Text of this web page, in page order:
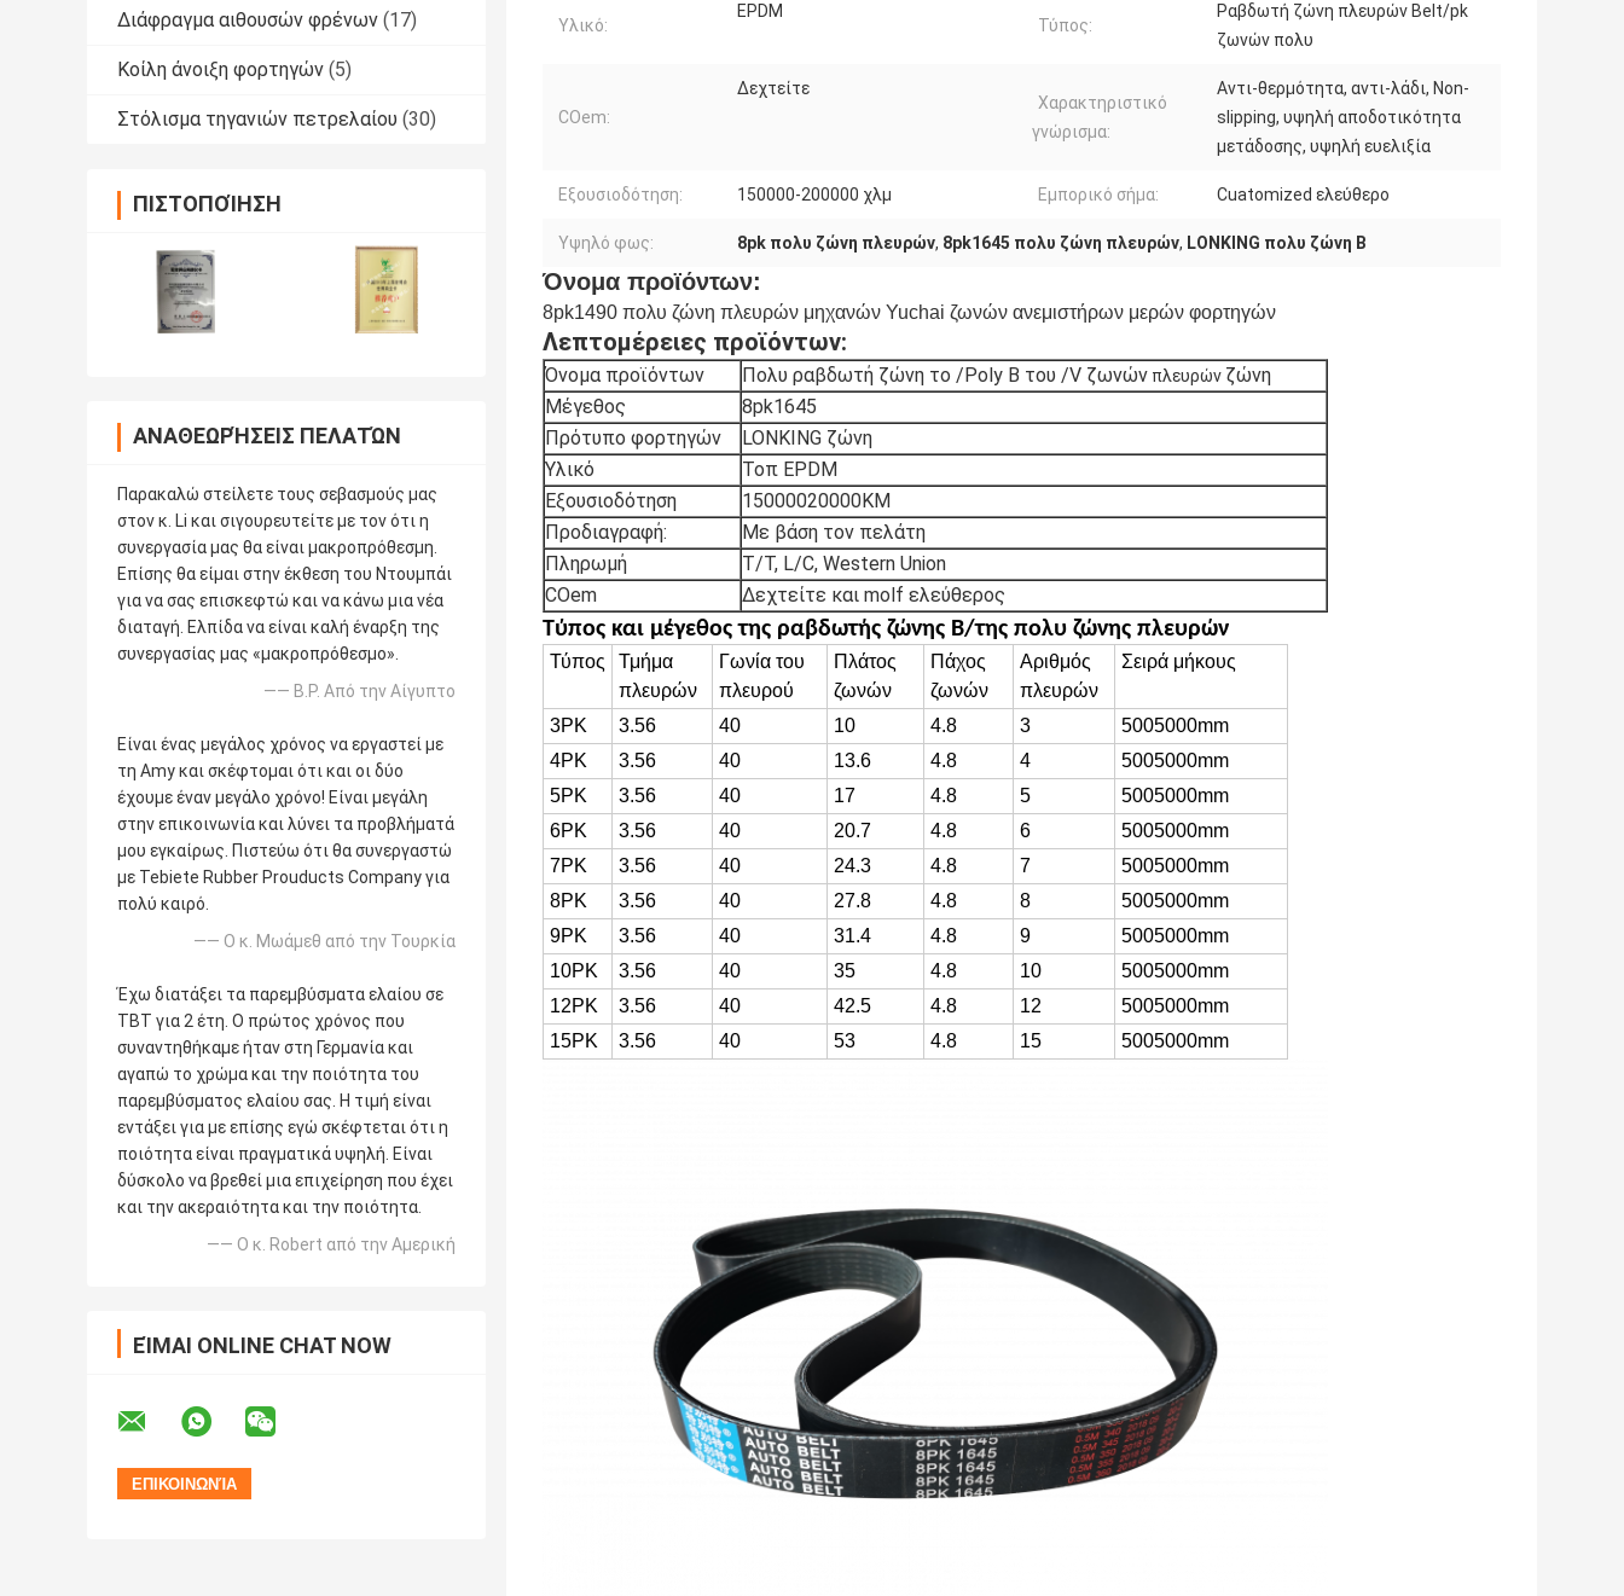
Διάφραγμα αιθουσών φρένων (17)
Κοίλη άνοιξη φορτηγών (5)
Στόλισμα τηγανιών πετρελαίου (30)
ΠΙΣΤΟΠΟΊΗΣΗ
ΑΝΑΘΕΩΡΉΣΕΙΣ ΠΕΛΑΤΏΝ
Παρακαλώ στείλετε τους σεβασμούς μας
στον κ. Li και σιγουρευτείτε με τον ότι η
συνεργασία μας θα είναι μακροπρόθεσμη.
Επίσης θα είμαι στην έκθεση του Ντουμπάι
για να σας επισκεφτώ και να κάνω μια νέα
διαταγή. Ελπίδα να είναι καλή έναρξη της
συνεργασίας μας «μακροπρόθεσμο».
—— B.P. Από την Αίγυπτο
Είναι ένας μεγάλος χρόνος να εργαστεί με
τη Amy και σκέφτομαι ότι και οι δύο
έχουμε έναν μεγάλο χρόνο! Είναι μεγάλη
στην επικοινωνία και λύνει τα προβλήματά
μου εγκαίρως. Πιστεύω ότι θα συνεργαστώ
με Tebiete Rubber Prouducts Company για
πολύ καιρό.
—— Ο κ. Μωάμεθ από την Τουρκία
Έχω διατάξει τα παρεμβύσματα ελαίου σε
TBT για 2 έτη. Ο πρώτος χρόνος που
συναντηθήκαμε ήταν στη Γερμανία και
αγαπώ το χρώμα και την ποιότητα του
παρεμβύσματος ελαίου σας. Η τιμή είναι
εντάξει για με επίσης εγώ σκέφτεται ότι η
ποιότητα είναι πραγματικά υψηλή. Είναι
δύσκολο να βρεθεί μια επιχείρηση που έχει
και την ακεραιότητα και την ποιότητα.
—— Ο κ. Robert από την Αμερική
ΕΊΜΑΙ ONLINE CHAT NOW
Υλικό:
EPDM
Τύπος:
Ραβδωτή ζώνη πλευρών Belt/pk
ζωνών πολυ
COem:
Δεχτείτε
Χαρακτηριστικό
γνώρισμα:
Αντι-θερμότητα, αντι-λάδι, Non-
slipping, υψηλή αποδοτικότητα
μετάδοσης, υψηλή ευελιξία
Εξουσιοδότηση: 150000-200000 χλμ Εμπορικό σήμα: Cuatomized ελεύθερο
Υψηλό φως: 8pk πολυ ζώνη πλευρών, 8pk1645 πολυ ζώνη πλευρών, LONKING πολυ ζώνη Β
Όνομα προϊόντων:
8pk1490 πολυ ζώνη πλευρών μηχανών Yuchai ζωνών ανεμιστήρων μερών φορτηγών
Λεπτομέρειες προϊόντων:
Όνομα προϊόντων Πολυ ραβδωτή ζώνη το /Poly Β του /V ζωνών πλευρών ζώνη
Μέγεθος
8pk1645
Πρότυπο φορτηγών
LONKING ζώνη
Υλικό
Τοπ EPDM
Εξουσιοδότηση
15000020000KM
Προδιαγραφή:
Με βάση τον πελάτη
Πληρωμή
T/T, L/C, Western Union
COem
Δεχτείτε και molf ελεύθερος
Τύπος και μέγεθος της ραβδωτής ζώνης Β/της πολυ ζώνης πλευρών
Τύπος
Τμήμα
πλευρών
Γωνία του
πλευρού
Πλάτος
ζωνών
Πάχος
ζωνών
Αριθμός
πλευρών
Σειρά μήκους
3PK 3.56 40 10 4.8 3
5005000mm
4PK
3.56 40 13.6 4.8 4
5005000mm
5PK
3.56 40 17 4.8 5
5005000mm
6PK
3.56 40 20.7 4.8 6
5005000mm
7PK
3.56 40 24.3 4.8 7
5005000mm
8PK
3.56 40 27.8 4.8 8
5005000mm
9PK
3.56 40 31.4 4.8 9
5005000mm
10PK
3.56 40 35 4.8 10
5005000mm
12PK
3.56 40 42.5 4.8 12
5005000mm
15PK
3.56 40 53 4.8 15 5005000mm